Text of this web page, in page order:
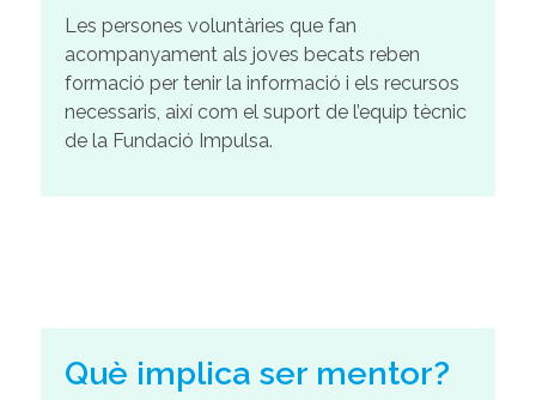
Les persones voluntàries que fan
acompanyament als joves becats reben
formació per tenir la informació i els recursos
necessaris, així com el suport de l’equip tècnic
de la Fundació Impulsa.
Què implica ser mentor?